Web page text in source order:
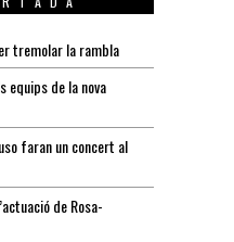
tremolar la rambla
equips de la nova
faran un concert al
de Rosa-